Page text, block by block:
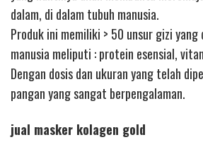
dalam, di dalam tubuh manusia.
Produk ini memiliki > 50 unsur gizi
manusia meliputi : protein esensial,
Dengan dosis dan ukuran yang telah
pangan yang sangat berpengalaman.
jual masker kolagen gold